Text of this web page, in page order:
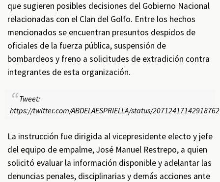
que sugieren posibles decisiones del Gobierno Nacional
relacionadas con el Clan del Golfo. Entre los hechos
mencionados se encuentran presuntos despidos de
oficiales de la fuerza pública, suspensión de
bombardeos y freno a solicitudes de extradición contra
integrantes de esta organización.
Tweet:
https://twitter.com/ABDELAESPRIELLA/status/
La instrucción fue dirigida al vicepresidente electo y jefe
del equipo de empalme, José Manuel Restrepo, a quien
solicitó evaluar la información disponible y adelantar las
denuncias penales, disciplinarias y demás acciones ante